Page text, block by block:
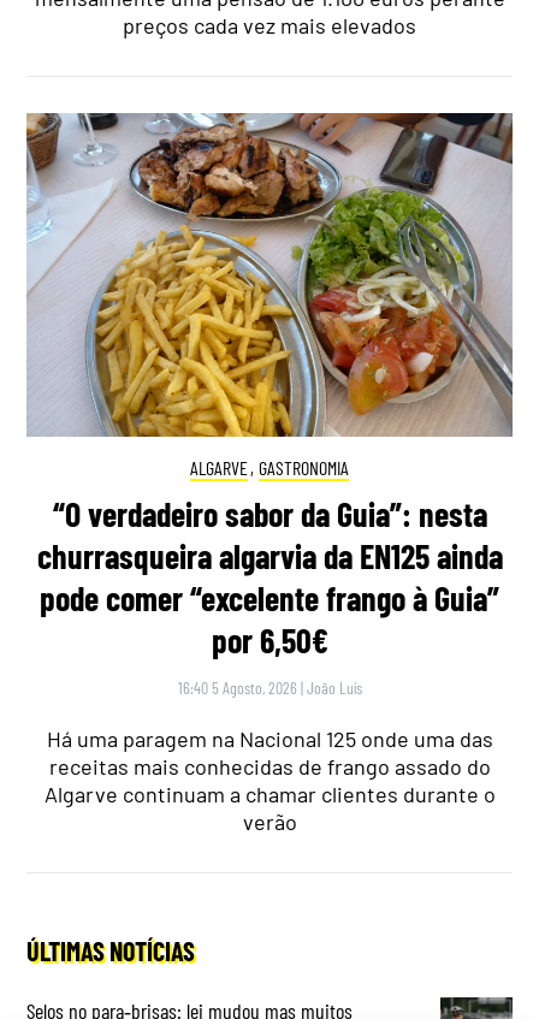
preços cada vez mais elevados
ALGARVE, GASTRONOMIA
“O verdadeiro sabor da Guia”: nesta
churrasqueira algarvia da EN125 ainda
pode comer “excelente frango à Guia”
por 6,50€
16:40 5 Agosto, 2026 |João Luís
Há uma paragem na Nacional 125 onde uma das
receitas mais conhecidas de frango assado do
Algarve continuam a chamar clientes durante o
verão
ÚLTIMAS NOTÍCIAS
Selos no para‑brisas: lei mudou mas muitos